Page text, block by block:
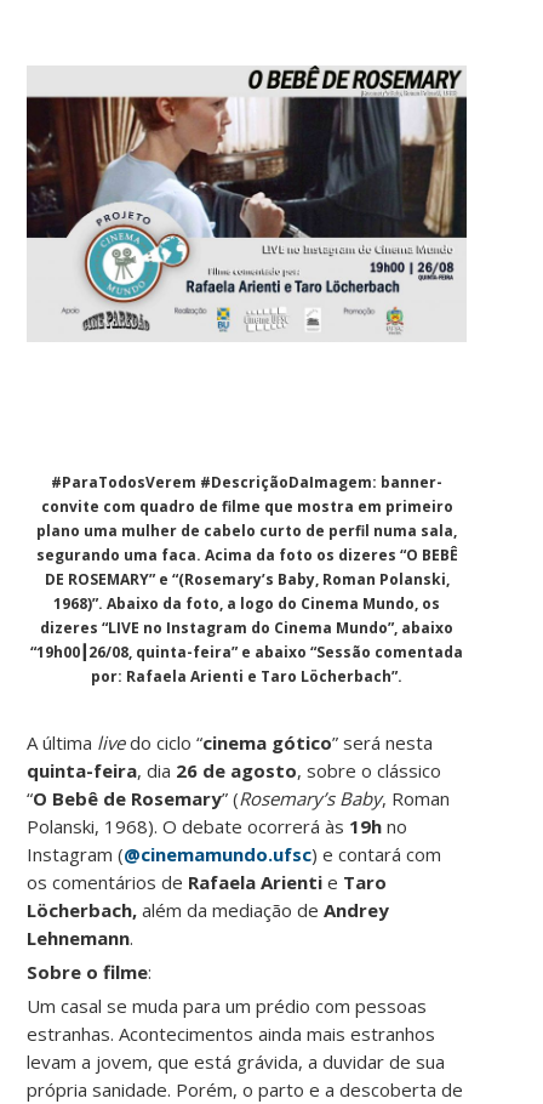
#ParaTodosVerem #DescriçãoDaImagem: banner-
convite com quadro de filme que mostra em primeiro
plano uma mulher de cabelo curto de perfil numa sala,
segurando uma faca. Acima da foto os dizeres “O BEBÊ
DE ROSEMARY” e “(Rosemary’s Baby, Roman Polanski,
1968)”. Abaixo da foto, a logo do Cinema Mundo, os
dizeres “LIVE no Instagram do Cinema Mundo”, abaixo
“19h00┃26/08, quinta-feira” e abaixo “Sessão comentada
por: Rafaela Arienti e Taro Löcherbach”.
A última livedo ciclo “cinema gótico” será nesta
quinta-feira, dia 26 de agosto, sobre o clássico
“O Bebê de Rosemary” (Rosemary’s Baby, Roman
Polanski, 1968). O debate ocorrerá às 19h no
Instagram (@cinemamundo.ufsc) e contará com
os comentários de Rafaela Arienti e Taro
Löcherbach,além da mediação deAndrey
Lehnemann.
Sobre o filme:
Um casal se muda para um prédio com pessoas
estranhas. Acontecimentos ainda mais estranhos
levam a jovem, que está grávida, a duvidar de sua
própria sanidade. Porém, o parto e a descoberta de